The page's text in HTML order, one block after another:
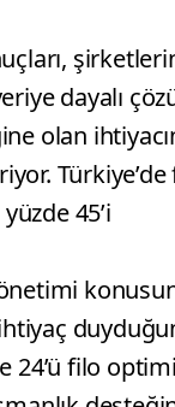
dayalı
olan
45’i
24’ü filo